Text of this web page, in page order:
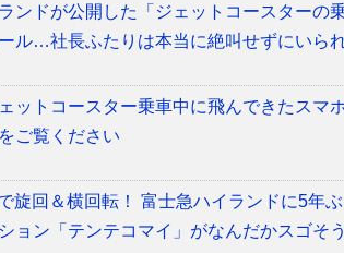
ンドが公開した「ジェットコースターの
ル…社長ふたりは本当に絶叫せずにいら
ットコースター乗車中に飛んできたスマ
ご覧ください
旋回＆横回転！ 富士急ハイランドに5年
ョン「テンテコマイ」がなんだかスゴそう